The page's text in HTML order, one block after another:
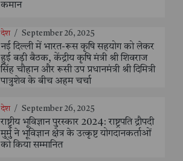
कमान
देश / September 26, 2025
नई दिल्ली में भारत-रूस कृषि सहयोग को लेकर
हुई बड़ी बैठक, केंद्रीय कृषि मंत्री श्री शिवराज
सिंह चौहान और रूसी उप प्रधानमंत्री श्री दिमित्री
पात्रुशेव के बीच अहम चर्चा
देश / September 26, 2025
राष्ट्रीय भूविज्ञान पुरस्कार 2024: राष्ट्रपति द्रौपदी
मुर्मु ने भूविज्ञान क्षेत्र के उत्कृष्ट योगदानकर्ताओं
को किया सम्मानित